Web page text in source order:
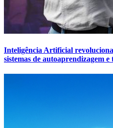
Inteligência Artificial
sistemas de autoaprendizagem